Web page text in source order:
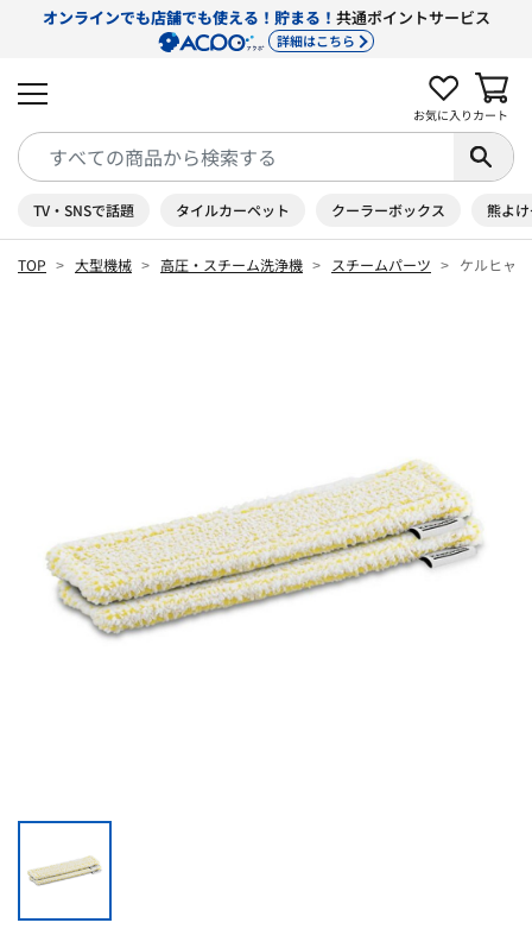
オンラインでも店舗でも使える！貯まる！ 共通ポイントサービス
詳細はこちら
お気に入り カート
TV・SNSで話題 タイルカーペット クーラーボックス 熊よ
TOP 大型機械 高圧・スチーム洗浄機 スチームパーツ ケルヒャ